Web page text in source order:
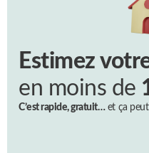
Estimez
en moins de
C’est rapide, gratuit…et ça peut